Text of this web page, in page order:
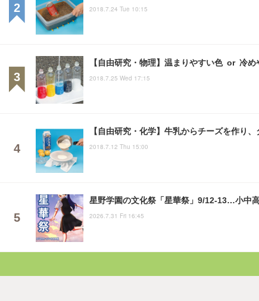
2018.7.24 Tue 10:15
【自由研究・物理】温まりやすい色 or 冷め
2018.7.25 Wed 17:15
【自由研究・化学】牛乳からチーズを作り
2018.7.12 Thu 15:00
星野学園の文化祭「星華祭」9/12-13…小中
2026.7.31 Fri 16:45